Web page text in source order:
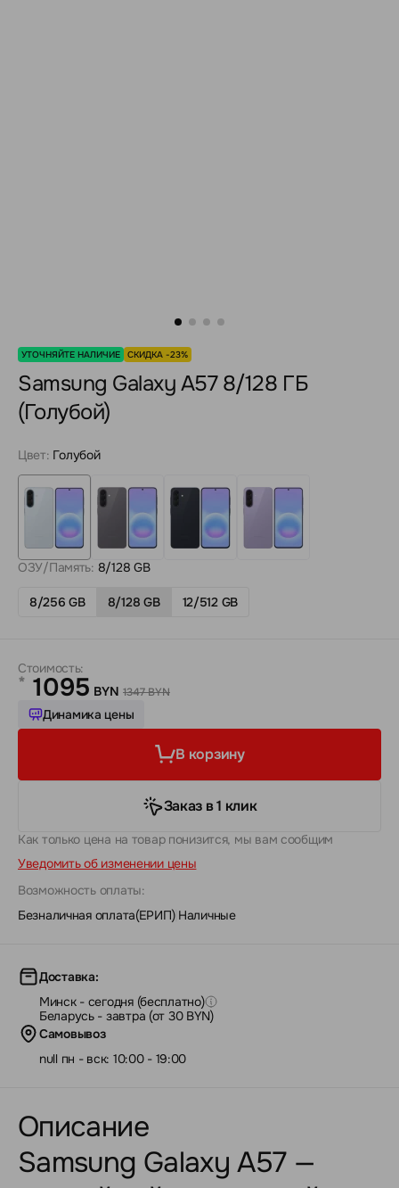
УТОЧНЯЙТЕ НАЛИЧИЕ СКИДКА -23%
Samsung Galaxy A57 8/128 ГБ
(Голубой)
Цвет: Голубой
ОЗУ/Память: 8/128 GB
8/256 GB 8/128 GB 12/512 GB
Стоимость:
* 1095 BYN 1347 BYN
Динамика цены
В корзину
Заказ в 1 клик
Как только цена на товар понизится, мы вам сообщим
Уведомить об изменении цены
Возможность оплаты:
Безналичная оплата(ЕРИП)| Наличные
Доставка:
Минск - сегодня (бесплатно)
Беларусь - завтра (от 30 BYN)
Самовывоз
null пн - вск: 10:00 - 19:00
Описание
Samsung Galaxy A57 —